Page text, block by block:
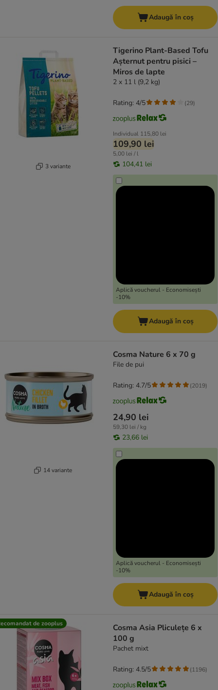
Adaugă în coș
3 variante
Tigerino Plant-Based Tofu
Așternut pentru pisici –
Miros de lapte
2 x 11 l (9,2 kg)
Individual 115,80 lei
109,90 lei
5,00 lei / l
104,41 lei
Aplică voucherul - Economisești
-10%
Rating: 4/5 (29)
Adaugă în coș
14 variante
Cosma Nature 6 x 70 g
File de pui
24,90 lei
59,30 lei / kg
23,66 lei
Aplică voucherul - Economisești
-10%
Rating: 4.7/5 (2019)
Adaugă în coș
de zooplus
Cosma Asia Pliculețe 6 x
100 g
Pachet mixt
Rating: 4.5/5 (1196)